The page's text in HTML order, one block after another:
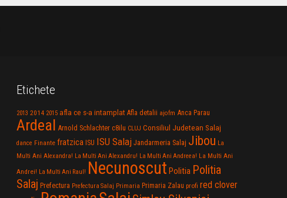
Etichete
2013 2014 2015 afla ce s-a intamplat Afla detalii ajofm Anca Parau
Ardeal Arnold Schlachter c8ilu CLUJ Consiliul Judetean Salaj
dance Finante fratzica ISU ISU Salaj Jandarmeria Salaj Jibou La
Multi Ani Alexandra! La Multi Ani Alexandru! La Multi Ani Andreea! La Multi Ani
Andrei! La Multi Ani Raul! Necunoscut Politia Politia
Salaj Prefectura Prefectura Salaj Primaria Primaria Zalau profi red clover